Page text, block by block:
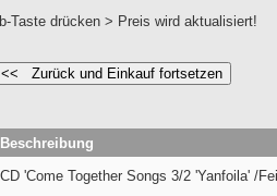
Taste drücken > Preis wird aktualisiert!
Beschreibung
CD 'Come Together Songs 3/2 'Yanfoila' /